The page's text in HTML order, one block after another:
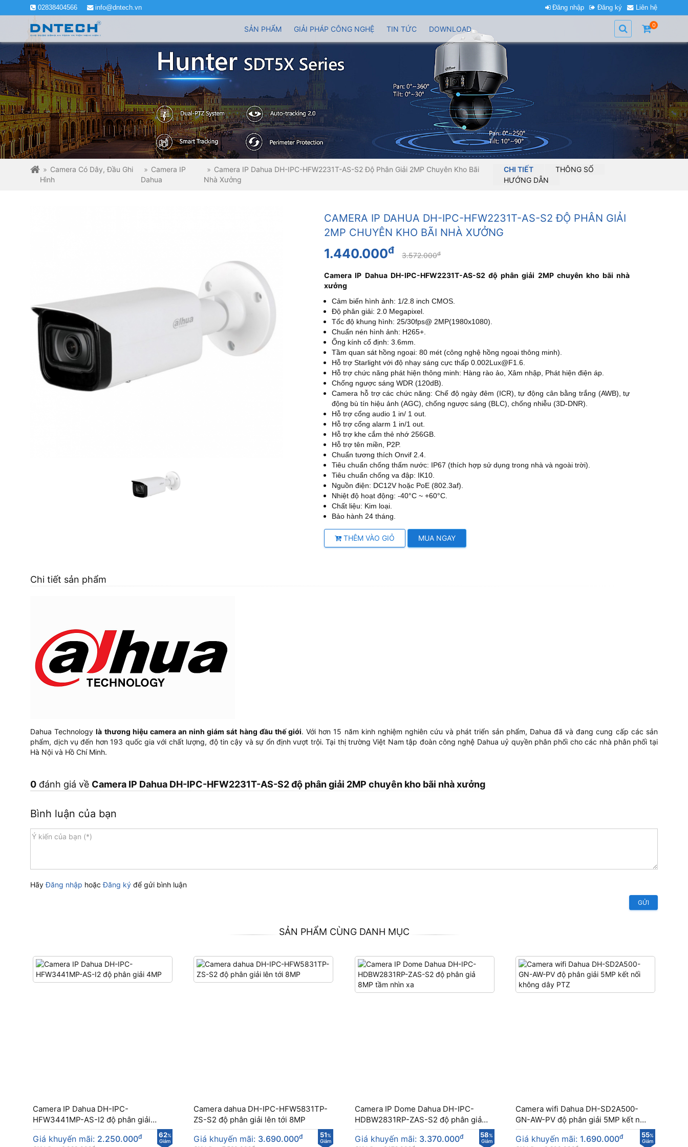
02838404566 info@dntech.vn Đăng nhập Đăng ký Liên hệ
SẢN PHẨM GIẢI PHÁP CÔNG NGHỆ TIN TỨC DOWNLOAD 0
Camera Có Dây, Đầu Ghi
Hình
Camera IP
Dahua
Camera IP Dahua DH-IPC-HFW2231T-AS-S2 Độ Phân Giải 2MP Chuyên Kho Bãi
Nhà Xưởng
CHI TIẾT
THÔNG SỐ
HƯỚNG DẪN
CAMERA IP DAHUA DH-IPC-HFW2231T-AS-S2 ĐỘ PHÂN GIẢI
2MP CHUYÊN KHO BÃI NHÀ XƯỞNG
1.440.000đ 3.572.000đ
Camera IP Dahua DH-IPC-HFW2231T-AS-S2 độ phân giải 2MP chuyên kho bãi nhà
xưởng
Cảm biến hình ảnh: 1/2.8 inch CMOS.
Độ phân giải: 2.0 Megapixel.
Tốc độ khung hình: 25/30fps@ 2MP(1980x1080).
Chuẩn nén hình ảnh: H265+.
Ống kính cố định: 3.6mm.
Tầm quan sát hồng ngoại: 80 mét (công nghệ hồng ngoại thông minh).
Hỗ trợ Starlight với độ nhạy sáng cực thấp 0.002Lux@F1.6.
Hỗ trợ chức năng phát hiện thông minh: Hàng rào ảo, Xâm nhập, Phát hiện điện áp.
Chống ngược sáng WDR (120dB).
Camera hỗ trợ các chức năng: Chế độ ngày đêm (ICR), tự động cân bằng trắng (AWB), tự
động bù tín hiệu ảnh (AGC), chống ngược sáng (BLC), chống nhiễu (3D-DNR).
Hỗ trợ cổng audio 1 in/ 1 out.
Hỗ trợ cổng alarm 1 in/1 out.
Hỗ trợ khe cắm thẻ nhớ 256GB.
Hỗ trợ tên miền, P2P.
Chuẩn tương thích Onvif 2.4.
Tiêu chuẩn chống thấm nước: IP67 (thích hợp sử dụng trong nhà và ngoài trời).
Tiêu chuẩn chống va đập: IK10.
Nguồn điện: DC12V hoặc PoE (802.3af).
Nhiệt độ hoạt động: -40°C ~ +60°C.
Chất liệu: Kim loại.
Bảo hành 24 tháng.
THÊM VÀO GIỎ MUA NGAY
Chi tiết sản phẩm
Dahua Technologylà thương hiệu camera an ninh giám sát hàng đầu thế giới. Với hơn 15 năm kinh nghiệm nghiên cứu và phát triển sản phẩm, Dahua đã và đang cung cấp các sản
phẩm, dịch vụ đến hơn 193 quốc gia với chất lượng, độ tin cậy và sự ổn định vượt trội. Tại thị trường Việt Nam tập đoàn công nghệ Dahua uỷ quyền phân phối cho các nhà phân phối tại
Hà Nội và Hồ Chí Minh.
0đánh giá về Camera IP Dahua DH-IPC-HFW2231T-AS-S2 độ phân giải 2MP chuyên kho bãi nhà xưởng
Bình luận của bạn
HãyĐăng nhập hoặcĐăng ký để gửi bình luận
GỬI
SẢN PHẨM CÙNG DANH MỤC
Camera IP Dahua DH-IPC-
HFW3441MP-AS-I2 độ phân giải
4MP
62%
Giảm
Giá khuyến mãi: 2.250.000đ
Camera dahua DH-IPC-HFW5831TP-
ZS-S2 độ phân giải lên tới 8MP
51%
Giảm
Giá khuyến mãi: 3.690.000đ
Camera IP Dome Dahua DH-IPC-
HDBW2831RP-ZAS-S2 độ phân giả
8MP tầm nhìn xa
58%
Giảm
Giá khuyến mãi: 3.370.000đ
Camera wifi Dahua DH-SD2A500-
GN-AW-PV độ phân giải 5MP kết nối
không dây PTZ
55%
Giảm
Giá khuyến mãi: 1.690.000đ